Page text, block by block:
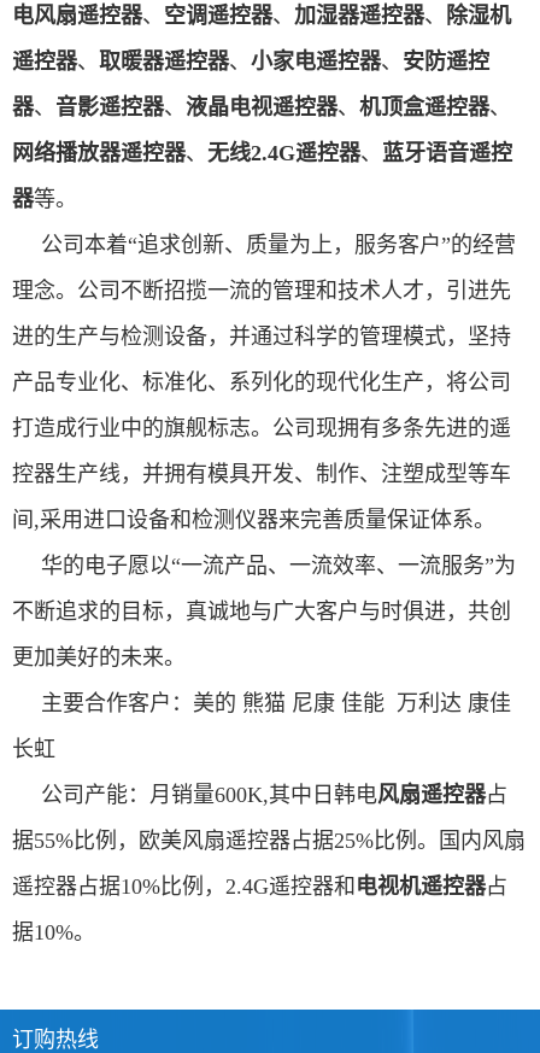
电风扇遥控器、 空调遥控器、 加湿器遥控器、
除湿机
遥控器、 取暖器遥控器、 小家电遥控器、 安防遥控
器、 音影遥控器、 液晶电视遥控器、 机顶盒遥控器、
网络播放器遥控器、 无线2.4G遥控器、 蓝牙语音遥控
器等。
公司本着“追求创新、质量为上，服务客户”的经营
理念。公司不断招揽一流的管理和技术人才，引进先
进的生产与检测设备，并通过科学的管理模式，坚持
产品专业化、标准化、系列化的现代化生产，将公司
打造成行业中的旗舰标志。公司现拥有多条先进的遥
控器生产线，并拥有模具开发、制作、注塑成型等车
间,采用进口设备和检测仪器来完善质量保证体系。
华的电子愿以“一流产品、一流效率、一流服务”为
不断追求的目标，真诚地与广大客户与时俱进，共创
更加美好的未来。
主要合作客户：美的 熊猫 尼康 佳能 万利达 康佳
长虹
公司产能：月销量600K,其中日韩电风扇遥控器占
据55%比例，欧美风扇遥控器占据25%比例。
国内风扇
遥控器占据10%比例，2.4G遥控器和 电视机遥控器占
据10%。
订购热线